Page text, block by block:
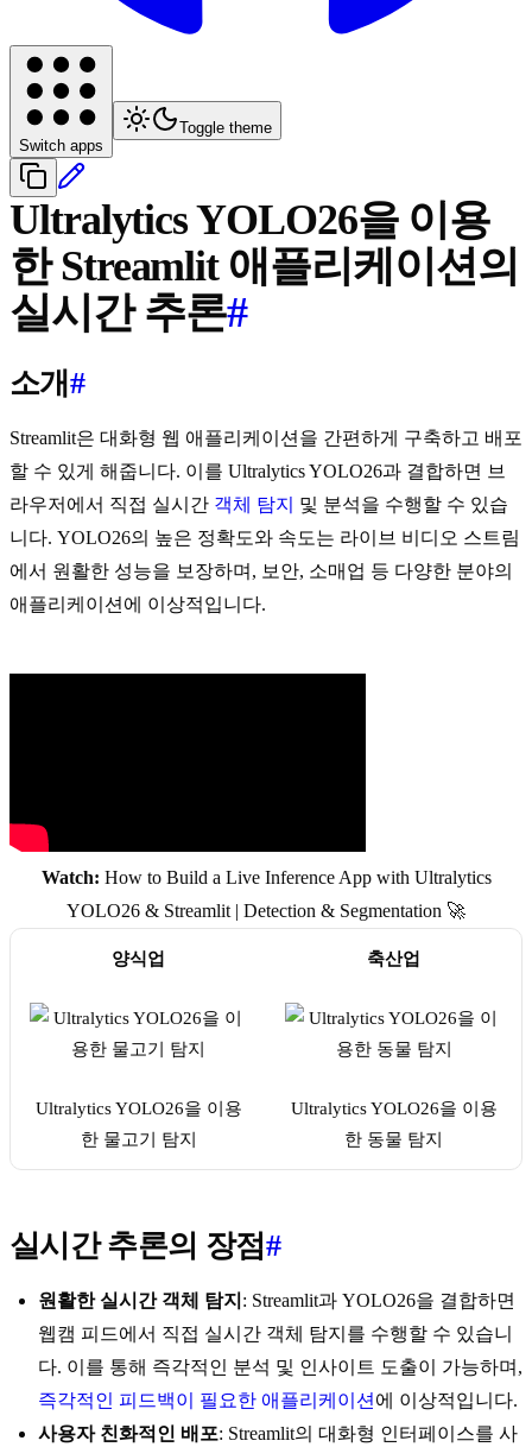
Switch apps
Toggle theme
Ultralytics YOLO26을 이용
한 Streamlit 애플리케이션의
실시간 추론#
소개#
Streamlit은 대화형 웹 애플리케이션을 간편하게 구축하고 배포
할 수 있게 해줍니다. 이를 Ultralytics YOLO26과 결합하면 브
라우저에서 직접 실시간 객체 탐지
및 분석을 수행할 수 있습
니다. YOLO26의 높은 정확도와 속도는 라이브 비디오 스트림
에서 원활한 성능을 보장하며, 보안, 소매업 등 다양한 분야의
애플리케이션에 이상적입니다.
Watch: How to Build a Live Inference App with Ultralytics
YOLO26 & Streamlit | Detection & Segmentation 🚀
양식업 축산업
Ultralytics YOLO26을 이용
한 물고기 탐지
Ultralytics YOLO26을 이용
한 동물 탐지
실시간 추론의 장점#
원활한 실시간 객체 탐지 : Streamlit과 YOLO26을 결합하면
웹캠 피드에서 직접 실시간 객체 탐지를 수행할 수 있습니
다. 이를 통해 즉각적인 분석 및 인사이트 도출이 가능하며,
즉각적인 피드백이 필요한 애플리케이션 에 이상적입니다.
사용자 친화적인 배포: Streamlit의 대화형 인터페이스를 사